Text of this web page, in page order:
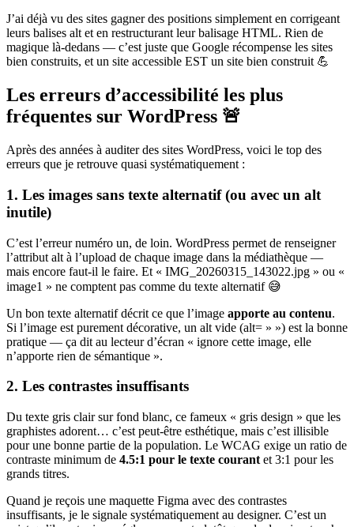
J’ai déjà vu des sites gagner des positions simplement en corrigeant
leurs balises alt et en restructurant leur balisage HTML. Rien de
magique là-dedans — c’est juste que Google récompense les sites
bien construits, et un site accessible EST un site bien construit 💪
Les erreurs d’accessibilité les plus
fréquentes sur WordPress 🚨
Après des années à auditer des sites WordPress, voici le top des
erreurs que je retrouve quasi systématiquement :
1. Les images sans texte alternatif (ou avec un alt
inutile)
C’est l’erreur numéro un, de loin. WordPress permet de renseigner
l’attribut alt à l’upload de chaque image dans la médiathèque —
mais encore faut-il le faire. Et « IMG_20260315_143022.jpg » ou «
image1 » ne comptent pas comme du texte alternatif 😅
Un bon texte alternatif décrit ce que l’image apporte au contenu.
Si l’image est purement décorative, un alt vide (alt= » ») est la bonne
pratique — ça dit au lecteur d’écran « ignore cette image, elle
n’apporte rien de sémantique ».
2. Les contrastes insuffisants
Du texte gris clair sur fond blanc, ce fameux « gris design » que les
graphistes adorent… c’est peut-être esthétique, mais c’est illisible
pour une bonne partie de la population. Le WCAG exige un ratio de
contraste minimum de 4.5:1 pour le texte courant et 3:1 pour les
grands titres.
Quand je reçois une maquette Figma avec des contrastes
insuffisants, je le signale systématiquement au designer. C’est un